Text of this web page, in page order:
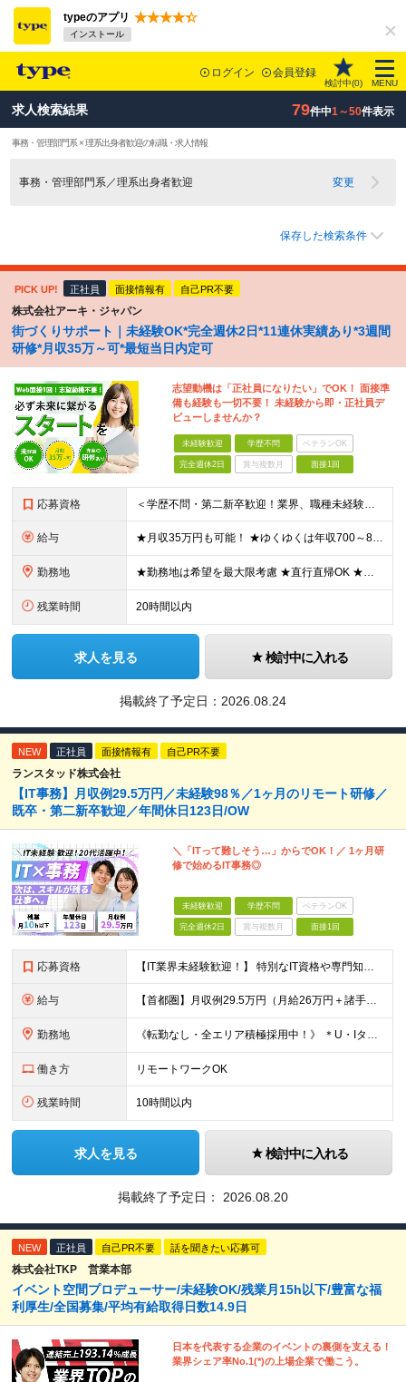
typeのアプリ
インストール
ログイン 会員登録
検討中(0) MENU
求人検索結果 79件中1～50件表示
事務・管理部門系 × 理系出身者歓迎の転職・求人情報
事務・管理部門系／理系出身者歓迎 変更
保存した検索条件
PICK UP! 正社員 面接情報有 自己PR不要
株式会社アーキ・ジャパン
街づくりサポート｜未経験OK*完全週休2日*11連休実績あり*3週間
研修*月収35万～可*最短当日内定可
志望動機は「正社員になりたい」でOK！ 面接準
備も経験も一切不要！ 未経験から即・正社員デ
ビューしませんか？
未経験歓迎 学歴不問 ベテランOK
完全週休2日 賞与複数月 面接1回
応募資格 ＜学歴不問・第二新卒歓迎！業界、職種未経験歓迎！20代～30代活躍中＞ ★35歳以下の方（若年層の長期キャリア形成を図るため） ★フリーター・正社員未経験・社会人未経験OK ★転職回数が多い方もぜひ
給与 ★月収35万円も可能！ ★ゆくゆくは年収700～800万円も！ ★手当が多数あり ・残業手当（100％）★1分単位で支給 ・資格手当（最大月6万円） ・結婚/出産祝金（最大3万円） 【首都圏・北関東
勤務地 ★勤務地は希望を最大限考慮 ★直行直帰OK ★車通勤のエリアもあり ★研修は、下記いずれかの研修センターで行います ・東京校（東京本社とアクセスは同様） ・大阪校（大阪府大阪市中央区道修町 2-1-1
残業時間 20時間以内
求人を見る 検討中に入れる
掲載終了予定日： 2026.08.24
NEW 正社員 面接情報有 自己PR不要
ランスタッド株式会社
【IT事務】月収例29.5万円／未経験98％／1ヶ月のリモート研修／
既卒・第二新卒歓迎／年間休日123日/OW
＼「ITって難しそう…」からでOK！／ 1ヶ月研
修で始めるIT事務◎
未経験歓迎 学歴不問 ベテランOK
完全週休2日 賞与複数月 面接1回
応募資格 【IT業界未経験歓迎！】 特別なIT資格や専門知識は必要ありません。 ・学歴不問（文系・理系不問） ・第二新卒、既卒の方も歓迎 ・20代を中心に幅広い年代が活躍中 ・基本的なPC操作ができる方 ・タ
給与 【首都圏】月収例29.5万円（月給26万円＋諸手当） 【東海・関西】月収例28.5万円（月給25万円＋諸手当） 【九州】月収例26万円（月給23万円＋諸手当） ※経験・スキル・前職給与を踏まえ、総合
勤務地 《転勤なし・全エリア積極採用中！》 ＊U・Iターンも歓迎 ＊研修はオンライン実施 ★勤務エリアは下記よりお選びいただけます★ 【首都圏】東京・神奈川・千葉・埼玉 【東海】愛知 【関西】大阪、京都、兵庫
働き方 リモートワークOK
残業時間 10時間以内
求人を見る 検討中に入れる
掲載終了予定日： 2026.08.20
NEW 正社員 自己PR不要 話を聞きたい応募可
株式会社TKP 営業本部
イベント空間プロデューサー/未経験OK/残業月15h以下/豊富な福
利厚生/全国募集/平均有給取得日数14.9日
日本を代表する企業のイベントの裏側を支える！
業界シェア率No.1(*)の上場企業で働こう。